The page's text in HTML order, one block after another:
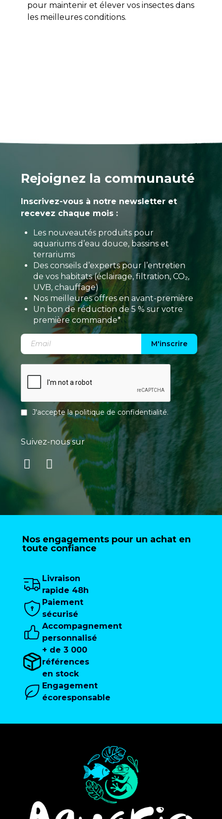
pour maintenir et élever vos insectes dans
les meilleures conditions.
Rejoignez la communauté
Inscrivez-vous à notre newsletter et
recevez chaque mois :
Les nouveautés produits pour
aquariums d’eau douce, bassins et
terrariums
Des conseils d’experts pour l’entretien
de vos habitats (éclairage, filtration, CO₂,
UVB, chauffage)
Nos meilleures offres en avant-première
Un bon de réduction de 5 % sur votre
première commande*
M'inscrire
J'accepte lapolitique de confidentialité.
Suivez-nous sur
Nos engagements pour un achat en
toute confiance
Livraison
rapide 48h
Paiement
sécurisé
Accompagnement
personnalisé
+ de 3 000
références
en stock
Engagement
écoresponsable